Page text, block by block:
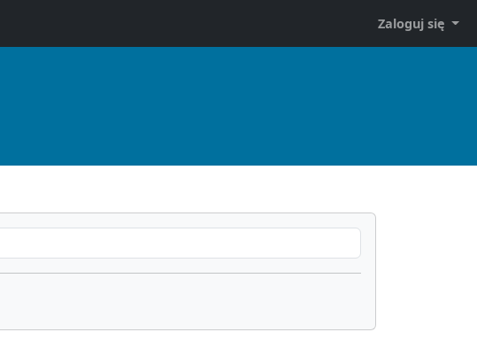
Zaloguj się